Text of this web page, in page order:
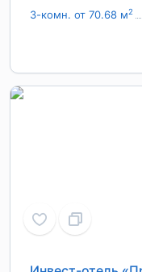
3-комн. от 70.68 м2